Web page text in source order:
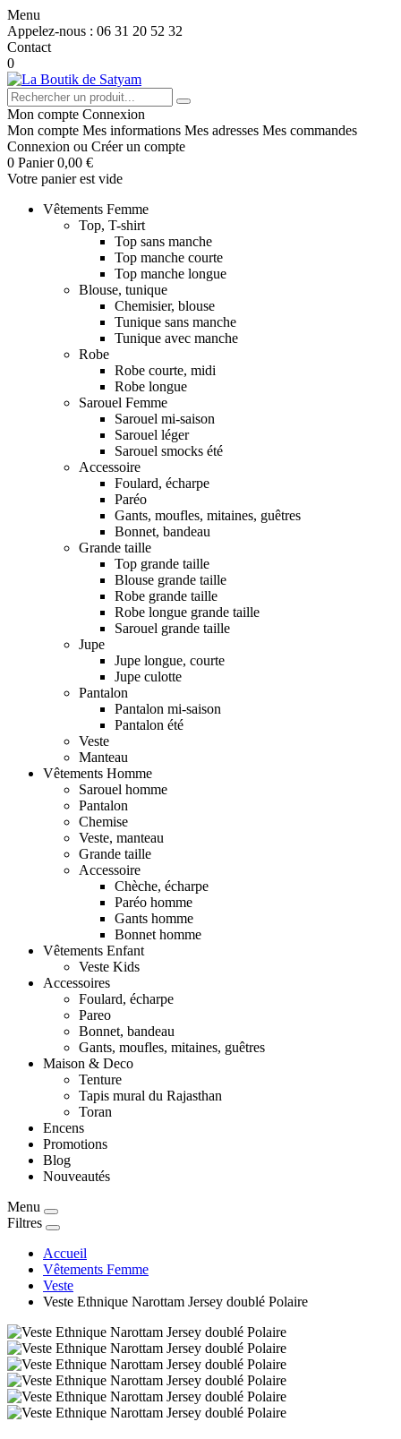
Menu
Appelez-nous : 06 31 20 52 32
Contact
0
Mon compte Connexion
Mon compte Mes informations Mes adresses Mes commandes
Connexion ou Créer un compte
0 Panier 0,00 €
Votre panier est vide
Vêtements Femme
Top, T-shirt
Top sans manche
Top manche courte
Top manche longue
Blouse, tunique
Chemisier, blouse
Tunique sans manche
Tunique avec manche
Robe
Robe courte, midi
Robe longue
Sarouel Femme
Sarouel mi-saison
Sarouel léger
Sarouel smocks été
Accessoire
Foulard, écharpe
Paréo
Gants, moufles, mitaines, guêtres
Bonnet, bandeau
Grande taille
Top grande taille
Blouse grande taille
Robe grande taille
Robe longue grande taille
Sarouel grande taille
Jupe
Jupe longue, courte
Jupe culotte
Pantalon
Pantalon mi-saison
Pantalon été
Veste
Manteau
Vêtements Homme
Sarouel homme
Pantalon
Chemise
Veste, manteau
Grande taille
Accessoire
Chèche, écharpe
Paréo homme
Gants homme
Bonnet homme
Vêtements Enfant
Veste Kids
Accessoires
Foulard, écharpe
Pareo
Bonnet, bandeau
Gants, moufles, mitaines, guêtres
Maison & Deco
Tenture
Tapis mural du Rajasthan
Toran
Encens
Promotions
Blog
Nouveautés
Menu
Filtres
Accueil
Vêtements Femme
Veste
Veste Ethnique Narottam Jersey doublé Polaire